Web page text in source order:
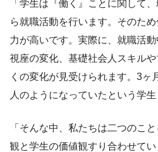
「学生は『働く』ことに関して
ら就職活動を行います。そのた
力が高いです。実際に、就職活
視座の変化、基礎社会人スキル
くの変化が見受けられます。3ヶ
人のようになっていたという学生
「そんな中、私たちは二つのこ
観と学生の価値観すり合わせて